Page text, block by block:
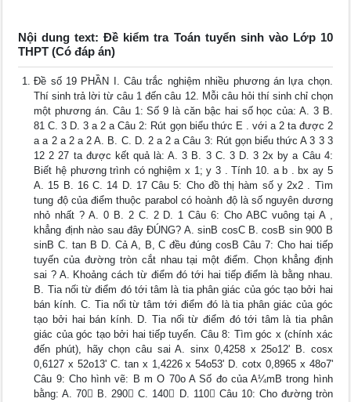
Nội dung text: Đề kiểm tra Toán tuyển sinh vào Lớp 10
THPT (Có đáp án)
Đề số 19 PHẦN I. Câu trắc nghiệm nhiều phương án lựa chọn.
Thí sinh trả lời từ câu 1 đến câu 12. Mỗi câu hỏi thí sinh chỉ chọn
một phương án. Câu 1: Số 9 là căn bậc hai số học của: A. 3 B.
81 C. 3 D. 3 a 2 a Câu 2: Rút gọn biểu thức E . với a 2 ta được 2
a a 2 a 2 a 2 A. B. C. D. 2 a 2 a Câu 3: Rút gọn biểu thức A 3 3 3
12 2 27 ta được kết quả là: A. 3 B. 3 C. 3 D. 3 2x by a Câu 4:
Biết hệ phương trình có nghiệm x 1; y 3 . Tính 10. a b . bx ay 5
A. 15 B. 16 C. 14 D. 17 Câu 5: Cho đồ thị hàm số y 2x2 . Tìm
tung độ của điểm thuộc parabol có hoành độ là số nguyên dương
nhỏ nhất ? A. 0 B. 2 C. 2 D. 1 Câu 6: Cho ABC vuông tại A ,
khẳng định nào sau đây ĐÚNG? A. sinB cosC B. cosB sin 900 B
sinB C. tan B D. Cả A, B, C đều đúng cosB Câu 7: Cho hai tiếp
tuyến của đường tròn cắt nhau tại một điểm. Chọn khẳng định
sai ? A. Khoảng cách từ điểm đó tới hai tiếp điểm là bằng nhau.
B. Tia nối từ điểm đó tới tâm là tia phân giác của góc tạo bởi hai
bán kính. C. Tia nối từ tâm tới điểm đó là tia phân giác của góc
tạo bởi hai bán kính. D. Tia nối từ điểm đó tới tâm là tia phân
giác của góc tạo bởi hai tiếp tuyến. Câu 8: Tìm góc x (chính xác
đến phút), hãy chọn câu sai A. sinx 0,4258 x 25o12' B. cosx
0,6127 x 52o13' C. tan x 1,4226 x 54o53' D. cotx 0,8965 x 48o7'
Câu 9: Cho hình vẽ: B m O 70o A Số đo của A¼mB trong hình
bằng: A. 70 B. 290 C. 140 D. 110 Câu 10: Cho đường tròn